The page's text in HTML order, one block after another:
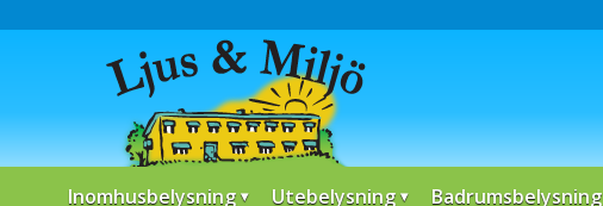
Inomhusbelysning Utebelysning Badrumsbelysning